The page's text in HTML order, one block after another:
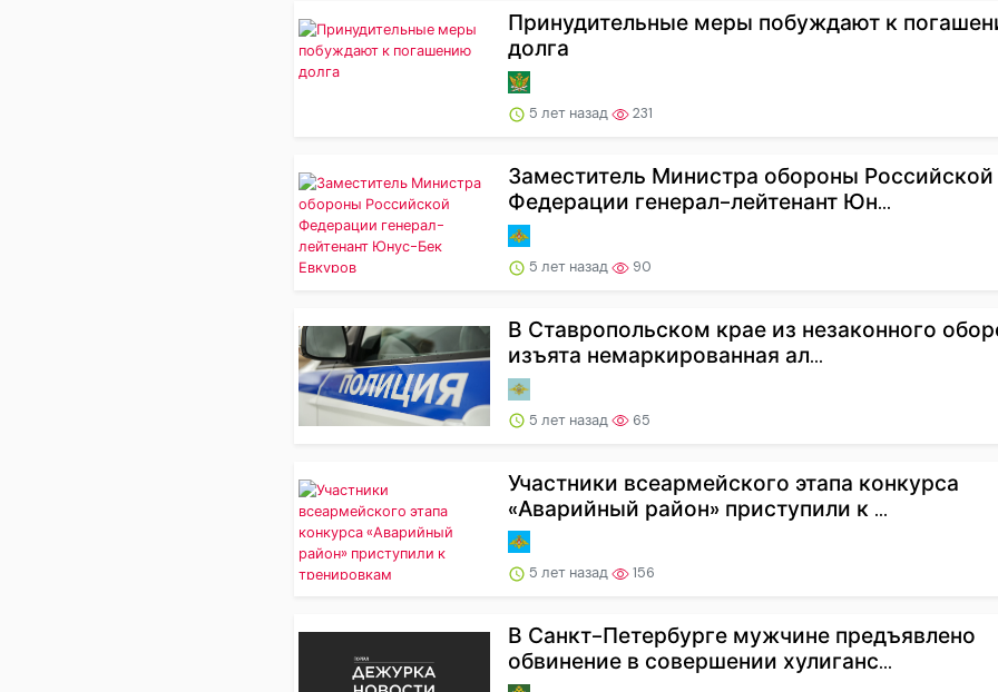
Принудительные меры побуждают к
долга
5 лет назад 231
Заместитель Министра обороны Российской
Федерации генерал-лейтенант Юн...
5 лет назад 90
В Ставропольском крае из незаконного
изъята немаркированная ал...
5 лет назад 65
Участники всеармейского этапа конкурса
«Аварийный район» приступили к ...
5 лет назад 156
В Санкт-Петербурге мужчине предъявлено
обвинение в совершении хулиганс...